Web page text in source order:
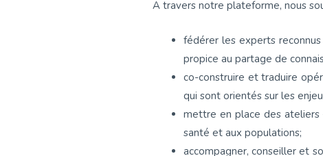
A travers notre plateforme, nous
fédérer les experts
propice au partage de
co-construire et traduire
qui sont orientés sur les
mettre en place des
santé et aux populations;
accompagner, conseiller et